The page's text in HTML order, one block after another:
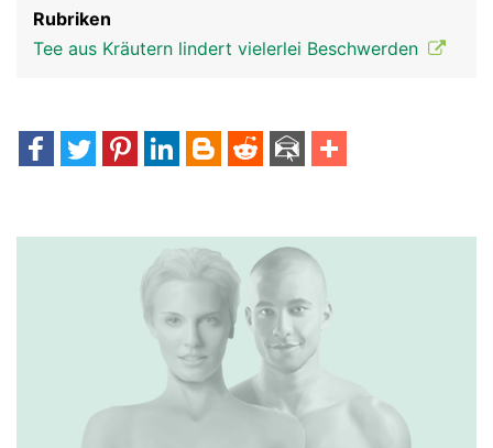
Rubriken
Tee aus Kräutern lindert vielerlei Beschwerden